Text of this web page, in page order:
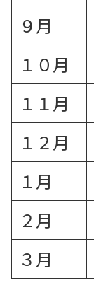
９月
１０月
１１月
１２月
１月
２月
３月